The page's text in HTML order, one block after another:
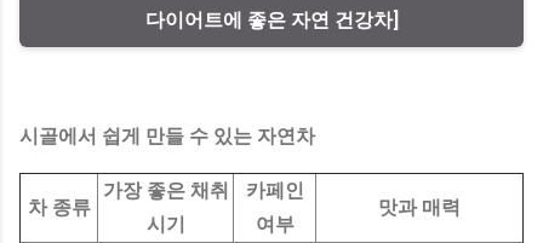
다이어트에 좋은 자연 건강차]
시골에서 쉽게 만들 수 있는 자연차
차 종류
가장 좋은 채취
시기
카페인
여부
맛과 매력